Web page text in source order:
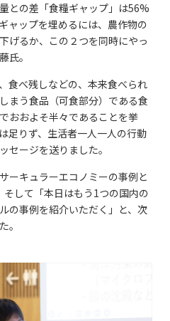
との差「食糧ギャップ」は56%
ャップを埋めるには、農作物の
げるか、この２つを同時にやっ
氏。
食べ残しなどの、本来食べられ
まう食品（可食部分）である食
おおよそ半々であることを挙
足りず、生活者一人一人の行動
セージを送りました。
ーキュラーエコノミーの事例と
して「本日はもう1つの国内の
の事例を紹介いただく」と、次
。